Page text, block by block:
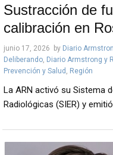
Sustracción de
calibración en
junio 17, 2026 by Diario
Deliberando, Diario Armstrong y
Prevención y Salud , Región
La ARN activó su Sistema
Radiológicas (SIER) y